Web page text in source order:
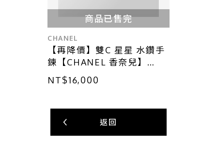
商品已售完
CHANEL
【再降價】雙C 星星 水鑽手
鍊【CHANEL 香奈兒】
【CHANEL 香奈兒】
NT$16,000
返回